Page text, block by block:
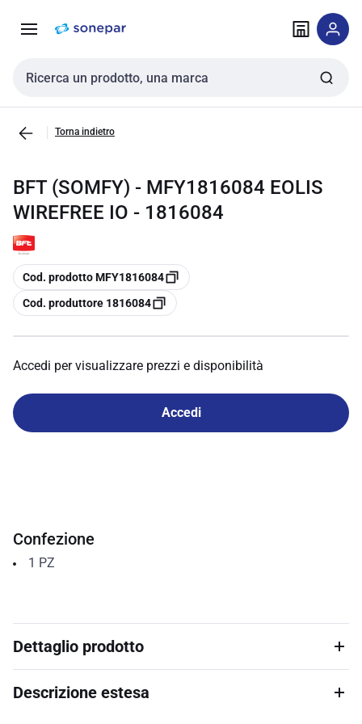
navigazione alla
Cerca input
Torna indietro
BFT (SOMFY) - MFY1816084 EOLIS
WIREFREE IO - 1816084
copia
Cod. prodotto MFY1816084
copia
Cod. produttore 1816084
Accedi per visualizzare prezzi e disponibilità
Accedi
Confezione
1 PZ
Dettaglio prodotto
Descrizione estesa